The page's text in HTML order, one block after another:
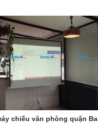
chiếu văn phòng quận Ba